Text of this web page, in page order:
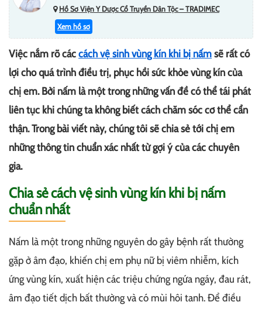
Hồ Sơ Viện Y Dược Cổ Truyền Dân Tộc – TRADIMEC
Xem hồ sơ
Việc nắm rõ cáccách vệ sinh vùng kín khi bị nấmsẽ rất có
lợi cho quá trình điều trị, phục hồi sức khỏe vùng kín của
chị em. Bởi nấm là một trong những vấn đề có thể tái phát
liên tục khi chúng ta không biết cách chăm sóc cơ thể cẩn
thận. Trong bài viết này, chúng tôi sẽ chia sẻ tới chị em
những thông tin chuẩn xác nhất từ gợi ý của các chuyên
gia.
Chia sẻ cách vệ sinh vùng kín khi bị nấm
chuẩn nhất
Nấm là một trong những nguyên do gây bệnh rất thường
gặp ở âm đạo, khiến chị em phụ nữ bị viêm nhiễm, kích
ứng vùng kín, xuất hiện các triệu chứng ngứa ngáy, đau rát,
âm đạo tiết dịch bất thường và có mùi hôi tanh. Để điều